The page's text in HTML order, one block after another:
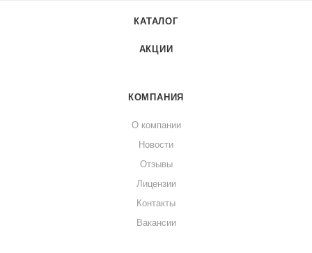
КАТАЛОГ
АКЦИИ
КОМПАНИЯ
О компании
Новости
Отзывы
Лицензии
Контакты
Вакансии